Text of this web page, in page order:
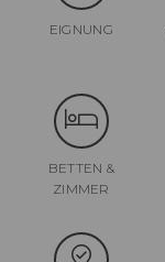
EIGNUNG
BETTEN &
ZIMMER